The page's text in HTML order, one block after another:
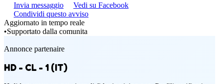
Invia messaggio
Vedi su Facebook
Condividi questo avviso
Aggiornato in tempo reale
•Supportato dalla comunita
Annonce partenaire
HD - CL - 1 (IT)